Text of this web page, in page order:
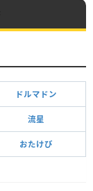
ドルマドン
流星
おたけび